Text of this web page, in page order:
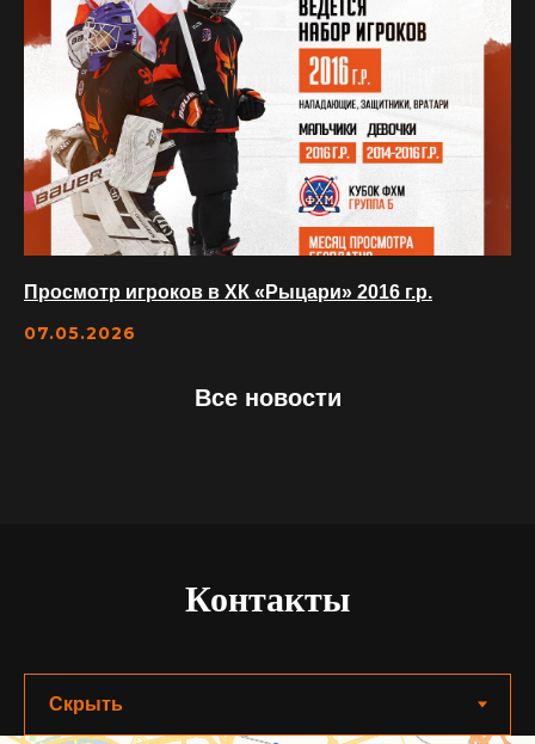
Просмотр игроков в ХК «Рыцари» 2016 г.р.
07.05.2026
Все новости
Контакты